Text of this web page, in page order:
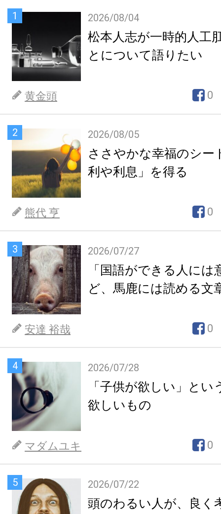
1 2026/08/04
松本人志が一時的人工
とについて語りたい
黄金頭 0
2 2026/08/05
ささやかな幸福のシー
利や利息」を得る
熊代 亨 0
3 2026/07/27
「国語ができる人には
ど、馬鹿には読める文
安達 裕哉 0
4 2026/07/28
「子供が欲しい」とい
欲しいもの
マダムユキ 0
5 2026/07/22
頭のわるい人が、良く